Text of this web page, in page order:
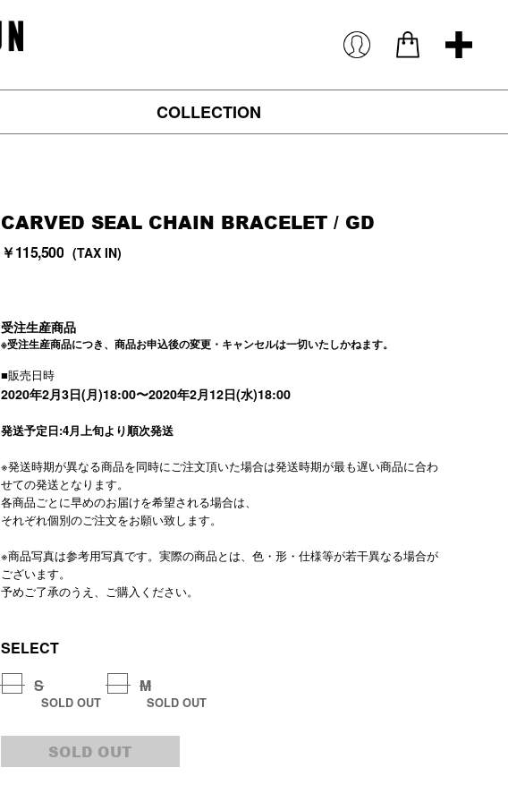
COLLECTION
CARVED SEAL CHAIN BRACELET / GD
￥115,500 (TAX IN)
受注生産商品
※受注生産商品につき、商品お申込後の変更・キャンセルは一切いたしかねます。
■販売日時
2020年2月3日(月)18:00〜2020年2月12日(水)18:00
発送予定日:4月上旬より順次発送
※発送時期が異なる商品を同時にご注文頂いた場合は発送時期が最も遅い商品に合わ
せての発送となります。
各商品ごとに早めのお届けを希望される場合は、
それぞれ個別のご注文をお願い致します。
※商品写真は参考用写真です。実際の商品とは、色・形・仕様等が若干異なる場合が
ございます。
予めご了承のうえ、ご購入ください。
SELECT
S
SOLD OUT
M
SOLD OUT
SOLD OUT